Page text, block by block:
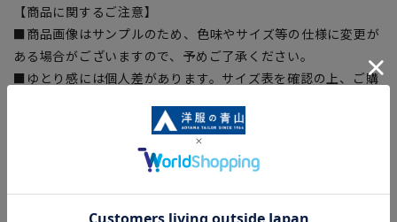
【商品に関するご注意】
■商品画像はサンプルのため、色味やサイズ等の仕様に変更が
ある場合がございますので、予めご了承ください。
■ゆとり感には個人差があります。サイズ表を確認の上、ご購
■生地や仕様・デザインにより、着用感や実際のサイズ表に若
干の誤差が生じる場合がございます。予めご了承ください。
■サイズスペックは仕上がりサイズを記載しております。一
商品もございます。